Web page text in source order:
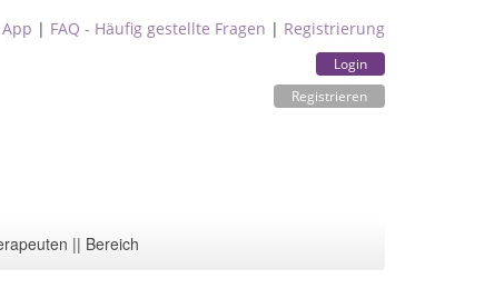
App | FAQ - Häufig gestellte Fragen | Registrierung
Login
Registrieren
|| Bereich